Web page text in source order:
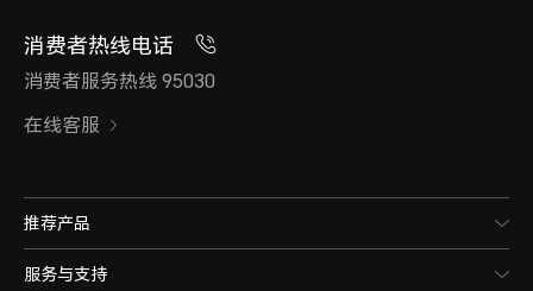
消费者热线电话
消费者服务热线 95030
在线客服
推荐产品
服务与支持